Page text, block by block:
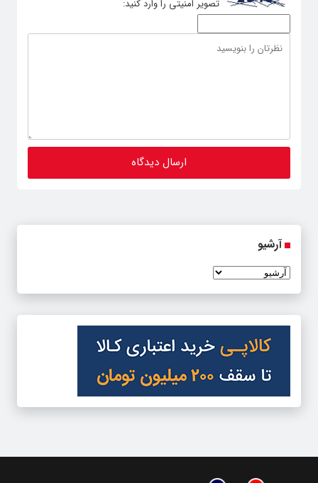
تصویر امنیتی را وارد کنید:
آرشیو